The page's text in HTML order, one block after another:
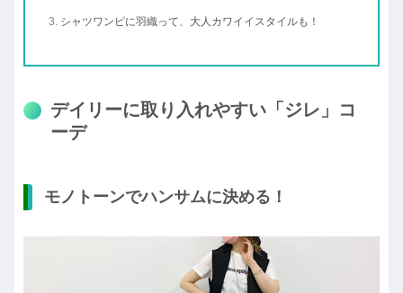
シャツワンピに羽織って、大人カワイイスタイルも！
デイリーに取り入れやすい「ジレ」コ
ーデ
モノトーンでハンサムに決める！